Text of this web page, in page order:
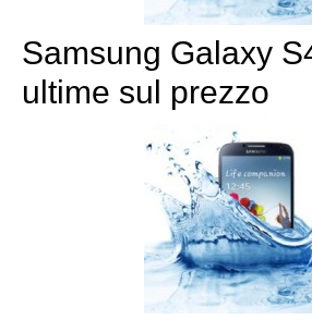
Samsung Galaxy
ultime sul prezzo